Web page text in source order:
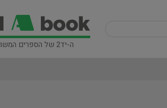
ה-יד2 של הספרים המשומשים